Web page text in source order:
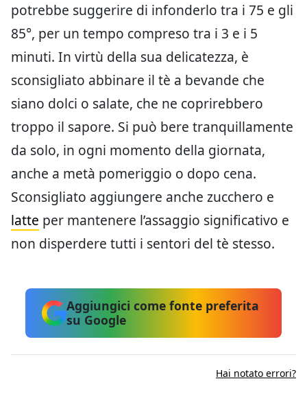
potrebbe suggerire di infonderlo tra i 75 e gli
85°, per un tempo compreso tra i 3 e i 5
minuti. In virtù della sua delicatezza, è
sconsigliato abbinare il tè a bevande che
siano dolci o salate, che ne coprirebbero
troppo il sapore. Si può bere tranquillamente
da solo, in ogni momento della giornata,
anche a metà pomeriggio o dopo cena.
Sconsigliato aggiungere anche zucchero e
latte per mantenere l’assaggio significativo e
non disperdere tutti i sentori del tè stesso.
Aggiungici come fonte preferita
su Google
Hai notato errori?